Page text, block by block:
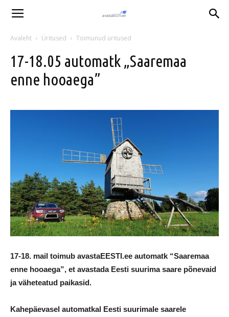
Avaleht Üritused Toimunud üritused
17-18.05 automatk „Saaremaa
enne hooaega”
17-18. mail toimub avastaEESTI.ee automatk “Saaremaa
enne hooaega”, et avastada Eesti suurima saare põnevaid
ja väheteatud paikasid.
Kahepäevasel automatkal Eesti suurimale saarele